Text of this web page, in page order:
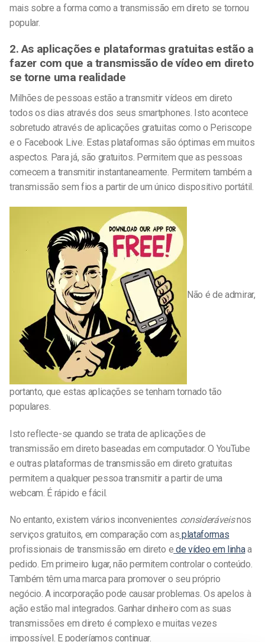
mais sobre a forma como a transmissão em direto se tornou
popular.
2. As aplicações e plataformas gratuitas estão a
fazer com que a transmissão de vídeo em direto
se torne uma realidade
Milhões de pessoas estão a transmitir vídeos em direto
todos os dias através dos seus smartphones. Isto acontece
sobretudo através de aplicações gratuitas como o Periscope
e o Facebook Live. Estas plataformas são óptimas em muitos
aspectos. Para já, são gratuitos. Permitem que as pessoas
comecem a transmitir instantaneamente. Permitem também a
transmissão sem fios a partir de um único dispositivo portátil.
Não é de admirar,
portanto, que estas aplicações se tenham tornado tão
populares.
Isto reflecte-se quando se trata de aplicações de
transmissão em direto baseadas em computador. O YouTube
e outras plataformas de transmissão em direto gratuitas
permitem a qualquer pessoa transmitir a partir de uma
webcam. É rápido e fácil.
No entanto, existem vários inconvenientes consideráveisnos
serviços gratuitos, em comparação com as plataformas
profissionais de transmissão em direto e de vídeo em linhaa
pedido. Em primeiro lugar, não permitem controlar o conteúdo.
Também têm uma marca para promover o seu próprio
negócio. A incorporação pode causar problemas. Os apelos à
ação estão mal integrados. Ganhar dinheiro com as suas
transmissões em direto é complexo e muitas vezes
impossível. E poderíamos continuar.